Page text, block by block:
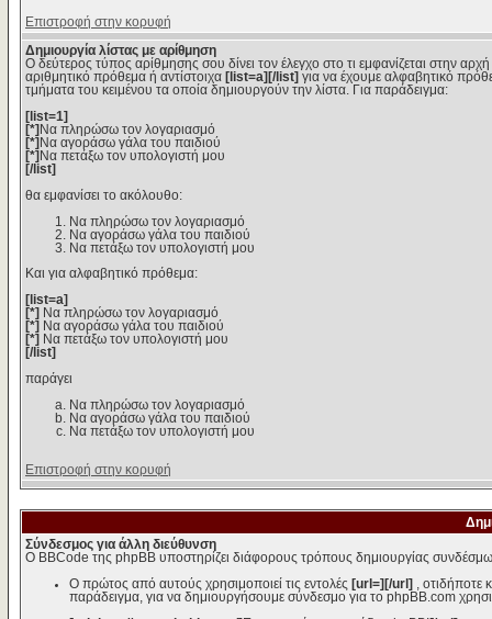
Επιστροφή στην κορυφή
Δημιουργία λίστας με αρίθμηση
Ο δεύτερος τύπος αρίθμησης σου δίνει τον έλεγχο στο τι εμφανίζεται στην
αριθμητικό πρόθεμα ή αντίστοιχα
[list=a][/list] για να έχουμε αλφαβητικό
τμήματα του κειμένου τα οποία δημιουργούν την λίστα. Για παράδειγμα:
[list=1]
[*] Να πληρώσω τον λογαριασμό
[*] Να αγοράσω γάλα του παιδιού
[*] Να πετάξω τον υπολογιστή μου
[/list]
θα εμφανίσει το ακόλουθο:
Να πληρώσω τον λογαριασμό
Να αγοράσω γάλα του παιδιού
Να πετάξω τον υπολογιστή μου
Και για αλφαβητικό πρόθεμα:
[list=a]
[*]
Να πληρώσω τον λογαριασμό
[*]
Να αγοράσω γάλα του παιδιού
[*]
Να πετάξω τον υπολογιστή μου
[/list]
παράγει
Να πληρώσω τον λογαριασμό
Να αγοράσω γάλα του παιδιού
Να πετάξω τον υπολογιστή μου
Επιστροφή στην κορυφή
Σύνδεσμος για άλλη διεύθυνση
Ο BBCode της phpBB υποστηρίζει διάφορους τρόπους δημιουργίας
Ο πρώτος από αυτούς χρησιμοποιεί τις εντολές [url=][/url]
, οτιδήποτε
παράδειγμα, για να δημιουργήσουμε σύνδεσμο για το phpBB.com